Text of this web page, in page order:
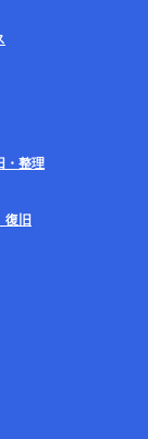
・整理
復旧